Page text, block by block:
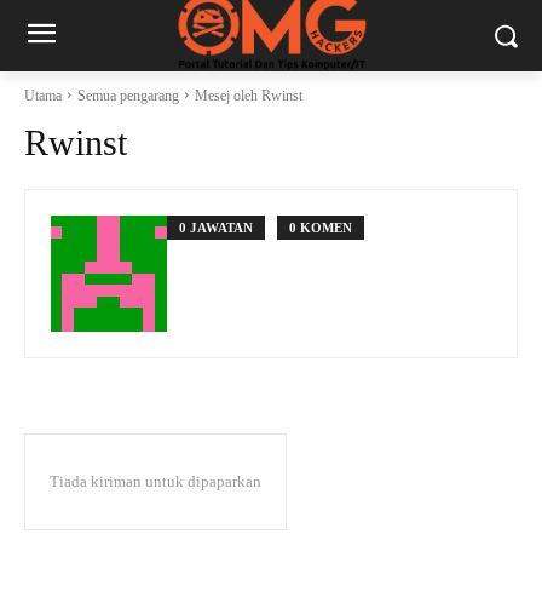
Utama Semua pengarang Mesej oleh Rwinst
Rwinst
0 JAWATAN 0 KOMEN
Tiada kiriman untuk dipaparkan